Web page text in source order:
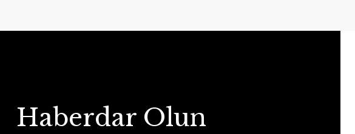
Haberdar Olun